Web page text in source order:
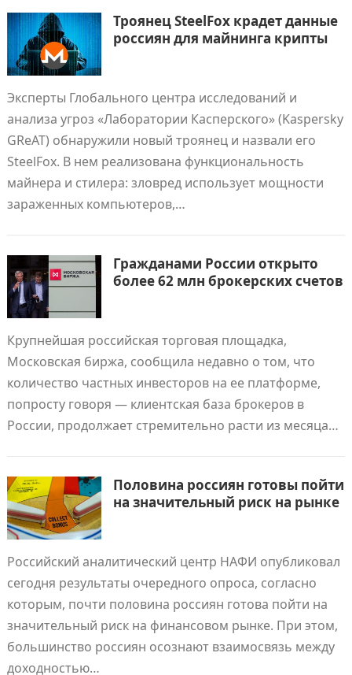
Троянец SteelFox крадет данные
россиян для майнинга крипты
Эксперты Глобального центра исследований и
анализа угроз «Лаборатории Касперского» (Kaspersky
GReAT) обнаружили новый троянец и назвали его
SteelFox. В нем реализована функциональность
майнера и стилера: зловред использует мощности
зараженных компьютеров,…
Гражданами России открыто
более 62 млн брокерских счетов
Крупнейшая российская торговая площадка,
Московская биржа, сообщила недавно о том, что
количество частных инвесторов на ее платформе,
попросту говоря — клиентская база брокеров в
России, продолжает стремительно расти из месяца…
Половина россиян готовы пойти
на значительный риск на рынке
Российский аналитический центр НАФИ опубликовал
сегодня результаты очередного опроса, согласно
которым, почти половина россиян готова пойти на
значительный риск на финансовом рынке. При этом,
большинство россиян осознают взаимосвязь между
доходностью…